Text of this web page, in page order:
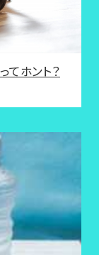
てホント？